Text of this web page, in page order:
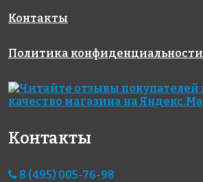
514 Antid.
4600 руб./м²
Контакты
Политика конфиденциальности
Контакты
8 (495) 005-76-98